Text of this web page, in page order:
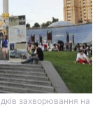
захворювання на